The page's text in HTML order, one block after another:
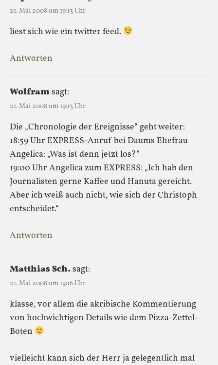
21. Mai 2008 um 19:13 Uhr
liest sich wie ein twitter feed.
Antworten
Wolframsagt:
21. Mai 2008 um 19:13 Uhr
Die „Chronologie der Ereignisse“ geht weiter:
18:59 Uhr EXPRESS-Anruf bei Daums Ehefrau
Angelica: „Was ist denn jetzt los?“
19:00 Uhr Angelica zum EXPRESS: „Ich hab den
Journalisten gerne Kaffee und Hanuta gereicht.
Aber ich weiß auch nicht, wie sich der Christoph
entscheidet.“
Antworten
Matthias Sch. sagt:
21. Mai 2008 um 19:16 Uhr
klasse, vor allem die akribische Kommentierung
von hochwichtigen Details wie dem Pizza-Zettel-
Boten
vielleicht kann sich der Herr ja gelegentlich mal